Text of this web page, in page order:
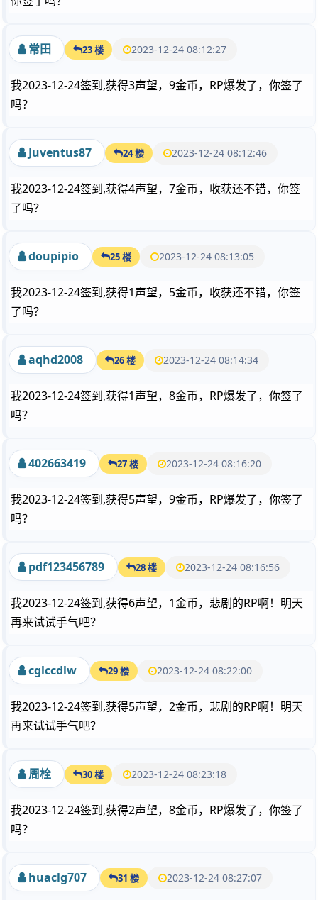
常田 23 楼 2023-12-24 08:12:27
我2023-12-24签到,获得3声望，9金币，RP爆发了，你签了
吗？
Juventus87 24 楼 2023-12-24 08:12:46
我2023-12-24签到,获得4声望，7金币，收获还不错，你签
了吗？
doupipio 25 楼 2023-12-24 08:13:05
我2023-12-24签到,获得1声望，5金币，收获还不错，你签
了吗？
aqhd2008 26 楼 2023-12-24 08:14:34
我2023-12-24签到,获得1声望，8金币，RP爆发了，你签了
吗？
402663419 27 楼 2023-12-24 08:16:20
我2023-12-24签到,获得5声望，9金币，RP爆发了，你签了
吗？
pdf123456789 28 楼 2023-12-24 08:16:56
我2023-12-24签到,获得6声望，1金币，悲剧的RP啊！明天
再来试试手气吧？
cglccdlw 29 楼 2023-12-24 08:22:00
我2023-12-24签到,获得5声望，2金币，悲剧的RP啊！明天
再来试试手气吧？
周栓 30 楼 2023-12-24 08:23:18
我2023-12-24签到,获得2声望，8金币，RP爆发了，你签了
吗？
huaclg707 31 楼 2023-12-24 08:27:07